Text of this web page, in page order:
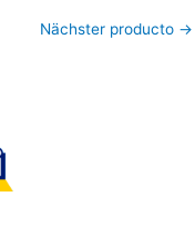
Nächster producto →